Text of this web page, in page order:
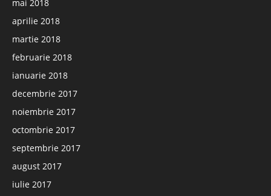
mai 2018
aprilie 2018
martie 2018
februarie 2018
ianuarie 2018
decembrie 2017
noiembrie 2017
octombrie 2017
septembrie 2017
august 2017
iulie 2017